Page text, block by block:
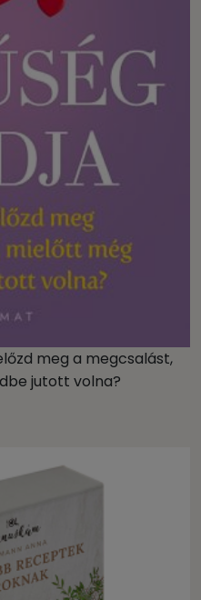
meg a megcsalást,
jutott volna?